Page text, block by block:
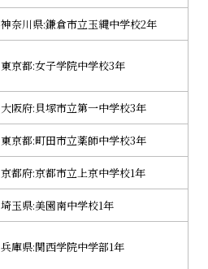
神奈川県:鎌倉市立玉縄中学校2年
東京都:女子学院中学校3年
大阪府:貝塚市立第一中学校3年
東京都:町田市立薬師中学校3年
京都府:京都市立上京中学校1年
埼玉県:美園南中学校1年
兵庫県:関西学院中学部1年